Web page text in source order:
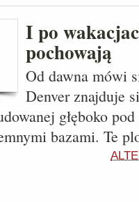
I po
pochowają
Od dawna mówi
Denver znajduje
głęboko
bazami. Te